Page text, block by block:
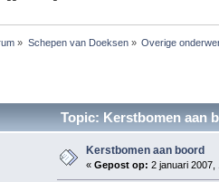
» Schepen van Doeksen» Overige
Topic: Kerstbomen aan
Kerstbomen aan boord
« Gepost op: 2 januari 2007,